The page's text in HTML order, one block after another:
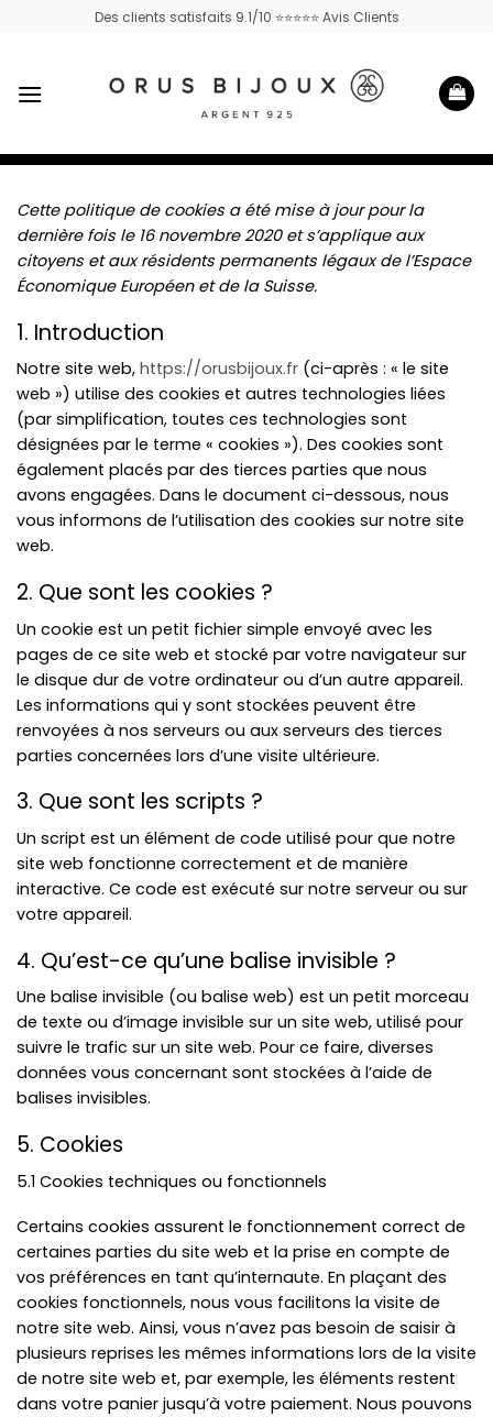
Des clients satisfaits 9.1/10 ⭐⭐⭐⭐⭐ Avis Clients
Cette politique de cookies a été mise à jour pour la
dernière fois le 16 novembre 2020 et s’applique aux
citoyens et aux résidents permanents légaux de l’Espace
Économique Européen et de la Suisse.
1. Introduction
Notre site web, https://orusbijoux.fr (ci-après : « le site
web ») utilise des cookies et autres technologies liées
(par simplification, toutes ces technologies sont
désignées par le terme « cookies »). Des cookies sont
également placés par des tierces parties que nous
avons engagées. Dans le document ci-dessous, nous
vous informons de l’utilisation des cookies sur notre site
web.
2. Que sont les cookies ?
Un cookie est un petit fichier simple envoyé avec les
pages de ce site web et stocké par votre navigateur sur
le disque dur de votre ordinateur ou d’un autre appareil.
Les informations qui y sont stockées peuvent être
renvoyées à nos serveurs ou aux serveurs des tierces
parties concernées lors d’une visite ultérieure.
3. Que sont les scripts ?
Un script est un élément de code utilisé pour que notre
site web fonctionne correctement et de manière
interactive. Ce code est exécuté sur notre serveur ou sur
votre appareil.
4. Qu’est-ce qu’une balise invisible ?
Une balise invisible (ou balise web) est un petit morceau
de texte ou d’image invisible sur un site web, utilisé pour
suivre le trafic sur un site web. Pour ce faire, diverses
données vous concernant sont stockées à l’aide de
balises invisibles.
5. Cookies
5.1 Cookies techniques ou fonctionnels
Certains cookies assurent le fonctionnement correct de
certaines parties du site web et la prise en compte de
vos préférences en tant qu’internaute. En plaçant des
cookies fonctionnels, nous vous facilitons la visite de
notre site web. Ainsi, vous n’avez pas besoin de saisir à
plusieurs reprises les mêmes informations lors de la visite
de notre site web et, par exemple, les éléments restent
dans votre panier jusqu’à votre paiement. Nous pouvons